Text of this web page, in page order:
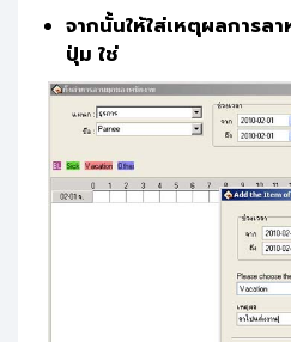
จากนั้นให้ใส่เหตุผลการ
ปุ่ม ใช่